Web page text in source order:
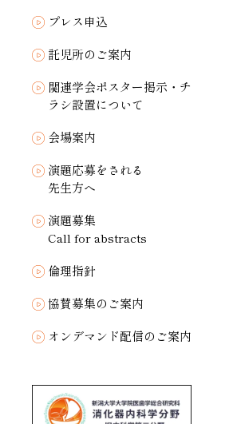
プレス申込
託児所のご案内
関連学会ポスター掲示・チ
ラシ設置について
会場案内
演題応募をされる
先生方へ
演題募集
Call for abstracts
倫理指針
協賛募集のご案内
オンデマンド配信のご案内